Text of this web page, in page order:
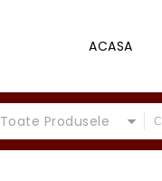
ACASA
Toate Produsele